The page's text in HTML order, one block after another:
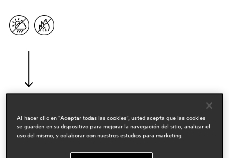
diseñadores
claudio dondoli & marco pocci
Al hacer clic en “Aceptar todas las cookies”, usted acepta que las cookies
se guarden en su dispositivo para mejorar la navegación del sitio, analizar el
uso del mismo, y colaborar con nuestros estudios para marketing.